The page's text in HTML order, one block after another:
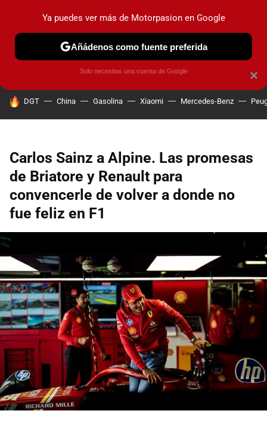
PRUEBAS COCHES ELÉCTRICOS OBSERVATORIO
HOY SE HABLA DE
DGT China Gasolina Xiaomi Mercedes-Benz
Carlos Sainz a Alpine. Las promesas
de Briatore y Renault para
convencerle de volver a donde no
fue feliz en F1
×
Ya puedes ver más de Motorpasion en Google
Añádenos como fuente preferida
Solo necesitas una cuenta de Google